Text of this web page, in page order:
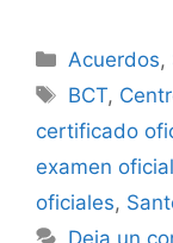
Acuerdos,
BCT,
certificado
examen
oficiales,